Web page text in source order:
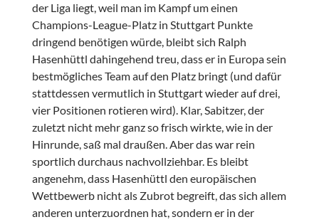
der Liga liegt, weil man im Kampf um einen
Champions-League-Platz in Stuttgart Punkte
dringend benötigen würde, bleibt sich Ralph
Hasenhüttl dahingehend treu, dass er in Europa sein
bestmögliches Team auf den Platz bringt (und dafür
stattdessen vermutlich in Stuttgart wieder auf drei,
vier Positionen rotieren wird). Klar, Sabitzer, der
zuletzt nicht mehr ganz so frisch wirkte, wie in der
Hinrunde, saß mal draußen. Aber das war rein
sportlich durchaus nachvollziehbar. Es bleibt
angenehm, dass Hasenhüttl den europäischen
Wettbewerb nicht als Zubrot begreift, das sich allem
anderen unterzuordnen hat, sondern er in der